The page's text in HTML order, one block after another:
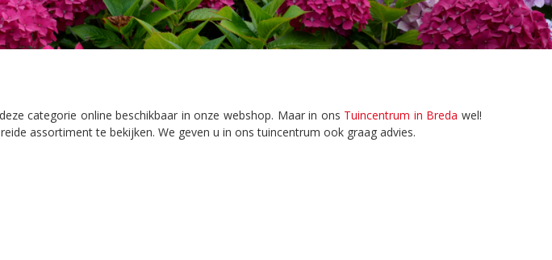
categorie online beschikbaar in onze webshop. Maar in ons Tuincentrum in Breda wel!
assortiment te bekijken. We geven u in ons tuincentrum ook graag advies.